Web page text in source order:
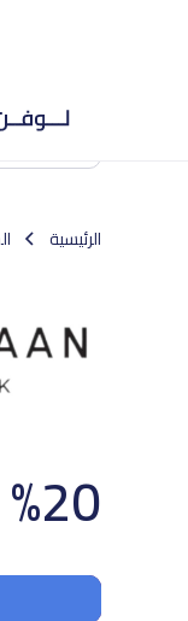
العودة
الرئيسية
20
%